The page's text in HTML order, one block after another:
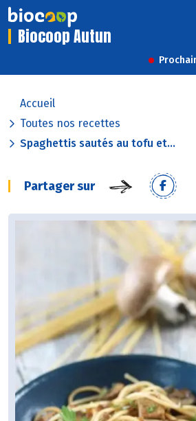
Biocoop Autun
Accueil
Toutes nos recettes
Spaghettis sautés au tofu et...
Partager sur